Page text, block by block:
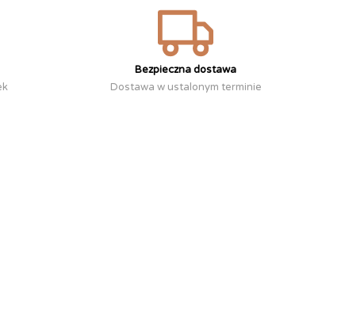
Bezpieczna dostawa
Dostawa w ustalonym terminie